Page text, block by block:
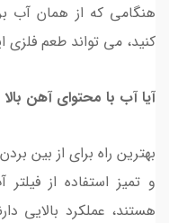
هنگامی که از همان آب
کنید، می تواند طعم فلزی
آیا آب با محتوای آهن
بهترین راه برای از بین
و تمیز استفاده از
هستند، عملکرد بالایی